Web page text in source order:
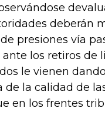
deberán
presiones vía
los retiros de
le vienen
de la calidad de
en los frentes